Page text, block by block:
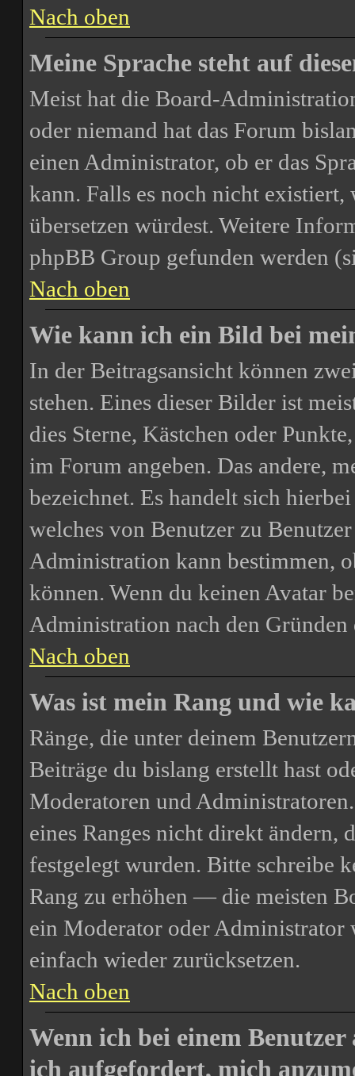
Nach oben
Meine Sprache steht auf
Meist hat die Board-
oder niemand hat das Forum
einen Administrator, ob er das
kann. Falls es noch nicht
übersetzen würdest. Weitere
phpBB Group gefunden werden
Nach oben
Wie kann ich ein Bild bei
In der Beitragsansicht können
stehen. Eines dieser Bilder ist
dies Sterne, Kästchen oder
im Forum angeben. Das andere,
bezeichnet. Es handelt sich
welches von Benutzer zu
Administration kann bestimmen,
können. Wenn du keinen Avatar
Administration nach den
Nach oben
Was ist mein Rang und wie
Ränge, die unter deinem
Beiträge du bislang erstellt hast
Moderatoren und
eines Ranges nicht direkt
festgelegt wurden. Bitte schreibe
Rang zu erhöhen — die meisten
ein Moderator oder Administrator
einfach wieder zurücksetzen.
Nach oben
Wenn ich bei einem
ich aufgefordert, mich